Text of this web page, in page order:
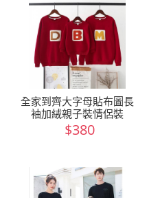
全家到齊大字母貼布圖長
袖加絨親子裝情侶裝
$380